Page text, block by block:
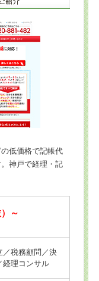
低価格で記帳代
神戸で経理・記
～
／税務顧問／決
経理コンサル